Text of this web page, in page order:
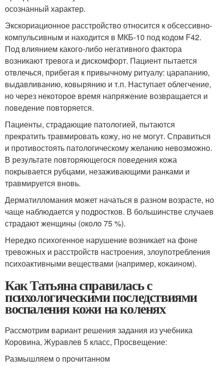
осознанный характер.
Экскориационное расстройство относится к обсессивно-
компульсивным и находится в МКБ-10 под кодом F42.
Под влиянием какого-либо негативного фактора
возникают тревога и дискомфорт. Пациент пытается
отвлечься, прибегая к привычному ритуалу: царапанию,
выдавливанию, ковырянию и т.п. Наступает облегчение,
но через некоторое время напряжение возвращается и
поведение повторяется.
Пациенты, страдающие патологией, пытаются
прекратить травмировать кожу, но не могут. Справиться
и противостоять патологическому желанию невозможно.
В результате повторяющегося поведения кожа
покрывается рубцами, незаживающими ранками и
травмируется вновь.
Дерматилломания может начаться в разном возрасте, но
чаще наблюдается у подростков. В большинстве случаев
страдают женщины (около 75 %).
Нередко психогенное нарушение возникает на фоне
тревожных и расстройств настроения, злоупотребления
психоактивными веществами (например, кокаином).
Как Татьяна справилась с
психологическими последствиями
воспаления кожи на коленях
Рассмотрим вариант решения задания из учебника
Коровина, Журавлев 5 класс, Просвещение:
Размышляем о прочитанном